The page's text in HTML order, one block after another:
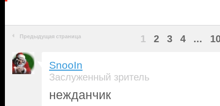
Предыдущая страница 1 2 3 4 ...
SnooIn
Заслуженный зритель
нежданчик